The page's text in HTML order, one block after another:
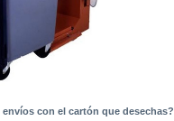
con el cartón que desechas?